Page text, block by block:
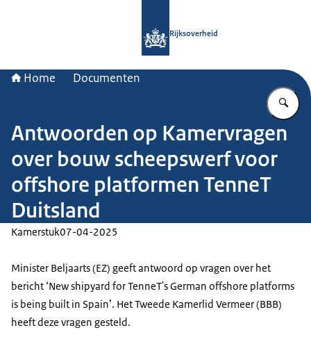
Rijksoverheid
Home Documenten
Antwoorden op Kamervragen
over bouw scheepswerf voor
offshore platformen TenneT
Duitsland
Kamerstuk07-04-2025
Minister Beljaarts (EZ) geeft antwoord op vragen over het
bericht ‘New shipyard for TenneT's German offshore platforms
is being built in Spain’. Het Tweede Kamerlid Vermeer (BBB)
heeft deze vragen gesteld.